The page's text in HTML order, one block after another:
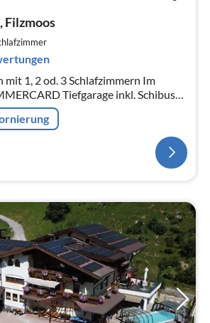
Filzmoos
1, 2 od. 3 Schlafzimmern Im
inkl. Schibus
dem Haus Schiraum mit